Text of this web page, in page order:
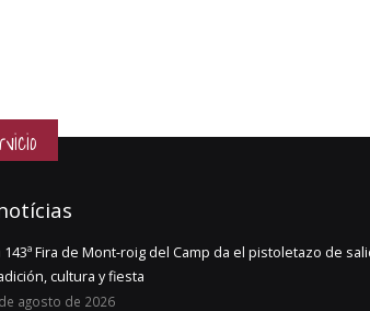
Mont-roig del Camp da el pistoletazo de salida a una
y fiesta
2026